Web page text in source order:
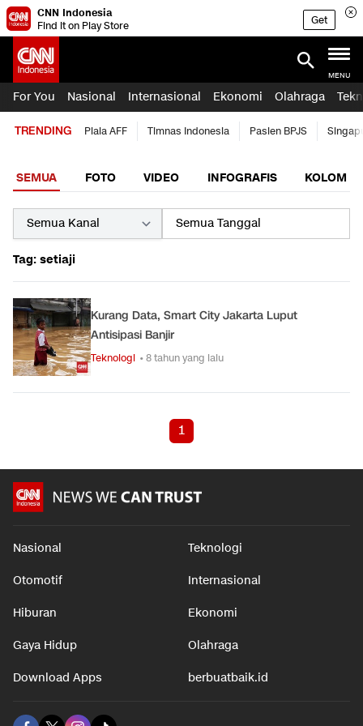
CNN Indonesia
Find it on Play Store
Get
MENU
For You Nasional Internasional Ekonomi Olahraga
TRENDING Piala AFF Timnas Indonesia Pasien BPJS
SEMUA FOTO VIDEO INFOGRAFIS KOLOM
Tag: setiaji
Kurang Data, Smart City Jakarta Luput
Antisipasi Banjir
Teknologi • 8 tahun yang lalu
1
Nasional Teknologi
Otomotif Internasional
Hiburan Ekonomi
Gaya Hidup Olahraga
Download Apps berbuatbaik.id